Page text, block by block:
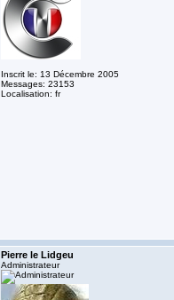
Inscrit le: 13 Décembre 2005
Messages: 23153
Localisation: fr
Pierre le Lidgeu
Administrateur